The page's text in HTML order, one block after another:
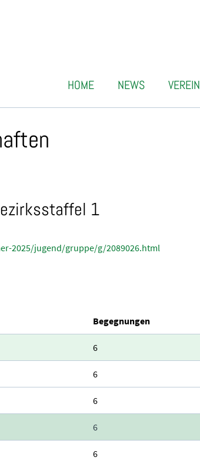
HOME NEWS VEREIN
1
2025/jugend/gruppe/g/2089026.html
Begegnungen
6
6
6
6
6